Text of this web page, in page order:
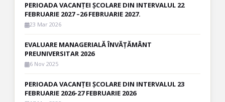
PERIOADA VACANȚEI ȘCOLARE DIN INTERVALUL 22
FEBRUARIE 2027 –26 FEBRUARIE 2027.
23 Mar 2026
EVALUARE MANAGERIALĂ ÎNVĂȚĂMÂNT
PREUNIVERSITAR 2026
6 Nov 2025
PERIOADA VACANȚEI ȘCOLARE DIN INTERVALUL 23
FEBRUARIE 2026-27 FEBRUARIE 2026